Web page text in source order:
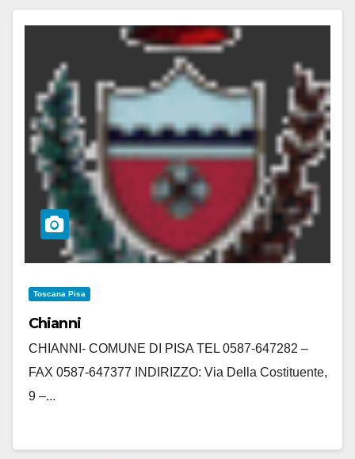
Toscana Pisa
Chianni
CHIANNI- COMUNE DI PISA TEL 0587-647282 –
FAX 0587-647377 INDIRIZZO: Via Della Costituente,
9 –...